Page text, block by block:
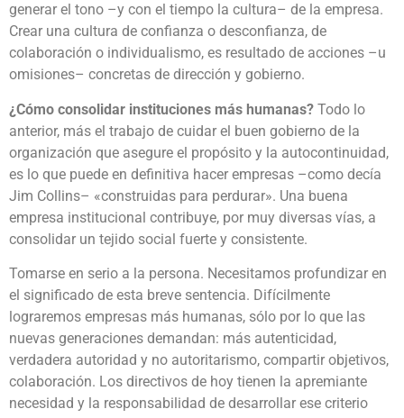
generar el tono –y con el tiempo la cultura– de la empresa.
Crear una cultura de confianza o desconfianza, de
colaboración o individualismo, es resultado de acciones –u
omisiones– concretas de dirección y gobierno.
¿Cómo consolidar instituciones más humanas? Todo lo
anterior, más el trabajo de cuidar el buen gobierno de la
organización que asegure el propósito y la autocontinuidad,
es lo que puede en definitiva hacer empresas –como decía
Jim Collins– «construidas para perdurar». Una buena
empresa institucional contribuye, por muy diversas vías, a
consolidar un tejido social fuerte y consistente.
Tomarse en serio a la persona. Necesitamos profundizar en
el significado de esta breve sentencia. Difícilmente
lograremos empresas más humanas, sólo por lo que las
nuevas generaciones demandan: más autenticidad,
verdadera autoridad y no autoritarismo, compartir objetivos,
colaboración. Los directivos de hoy tienen la apremiante
necesidad y la responsabilidad de desarrollar ese criterio